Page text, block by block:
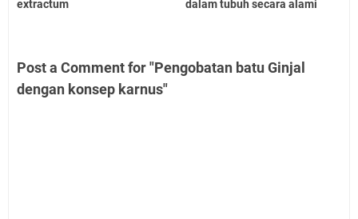
extractum dalam tubuh secara alami
Post a Comment for "Pengobatan batu Ginjal
dengan konsep karnus"